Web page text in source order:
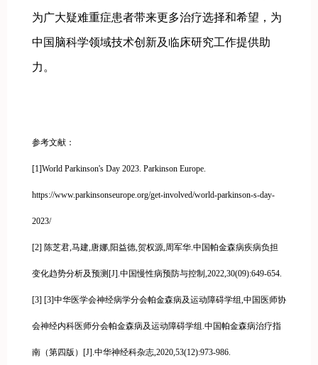
为广大疑难重症患者带来更多治疗选择和希望，为
中国脑科学领域技术创新及临床研究工作提供助
力。
参考文献：
[1]World Parkinson's Day 2023. Parkinson Europe.
https://www.parkinsonseurope.org/get-involved/world-parkinson-s-day-
2023/
[2] 陈芝君,马建,唐娜,阳益德,贺权源,周军华.中国帕金森病疾病负担
变化趋势分析及预测[J].中国慢性病预防与控制,2022,30(09):649-654.
[3] [3]中华医学会神经病学分会帕金森病及运动障碍学组,中国医师协
会神经内科医师分会帕金森病及运动障碍学组.中国帕金森病治疗指
南（第四版）[J].中华神经科杂志,2020,53(12):973-986.